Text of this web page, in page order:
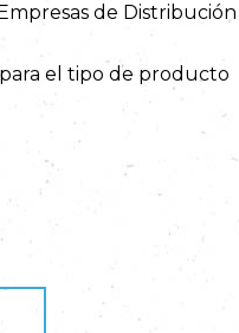
de Distribución
el tipo de producto